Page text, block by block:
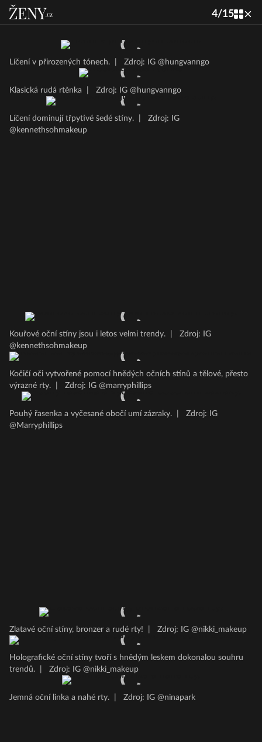
4/15
Líčení v přirozených tónech. Zdroj: IG @hungvanngo
Klasická rudá rtěnka Zdroj: IG @hungvanngo
Líčení dominují třpytivé šedé stíny.
Zdroj: IG
@kennethsohmakeup
Kouřové oční stíny jsou i letos velmi trendy.
Zdroj: IG
@kennethsohmakeup
Kočičí oči vytvořené pomocí hnědých očních stínů a tělové, přesto
výrazné rty.
Zdroj: IG @marryphillips
Pouhý řasenka a vyčesané obočí umí zázraky.
Zdroj: IG
@Marryphillips
Zlatavé oční stíny, bronzer a rudé rty! Zdroj: IG @nikki_makeup
Holografické oční stíny tvoří s hnědým leskem dokonalou souhru
trendů.
Zdroj: IG @nikki_makeup
Jemná oční linka a nahé rty. Zdroj: IG @ninapark